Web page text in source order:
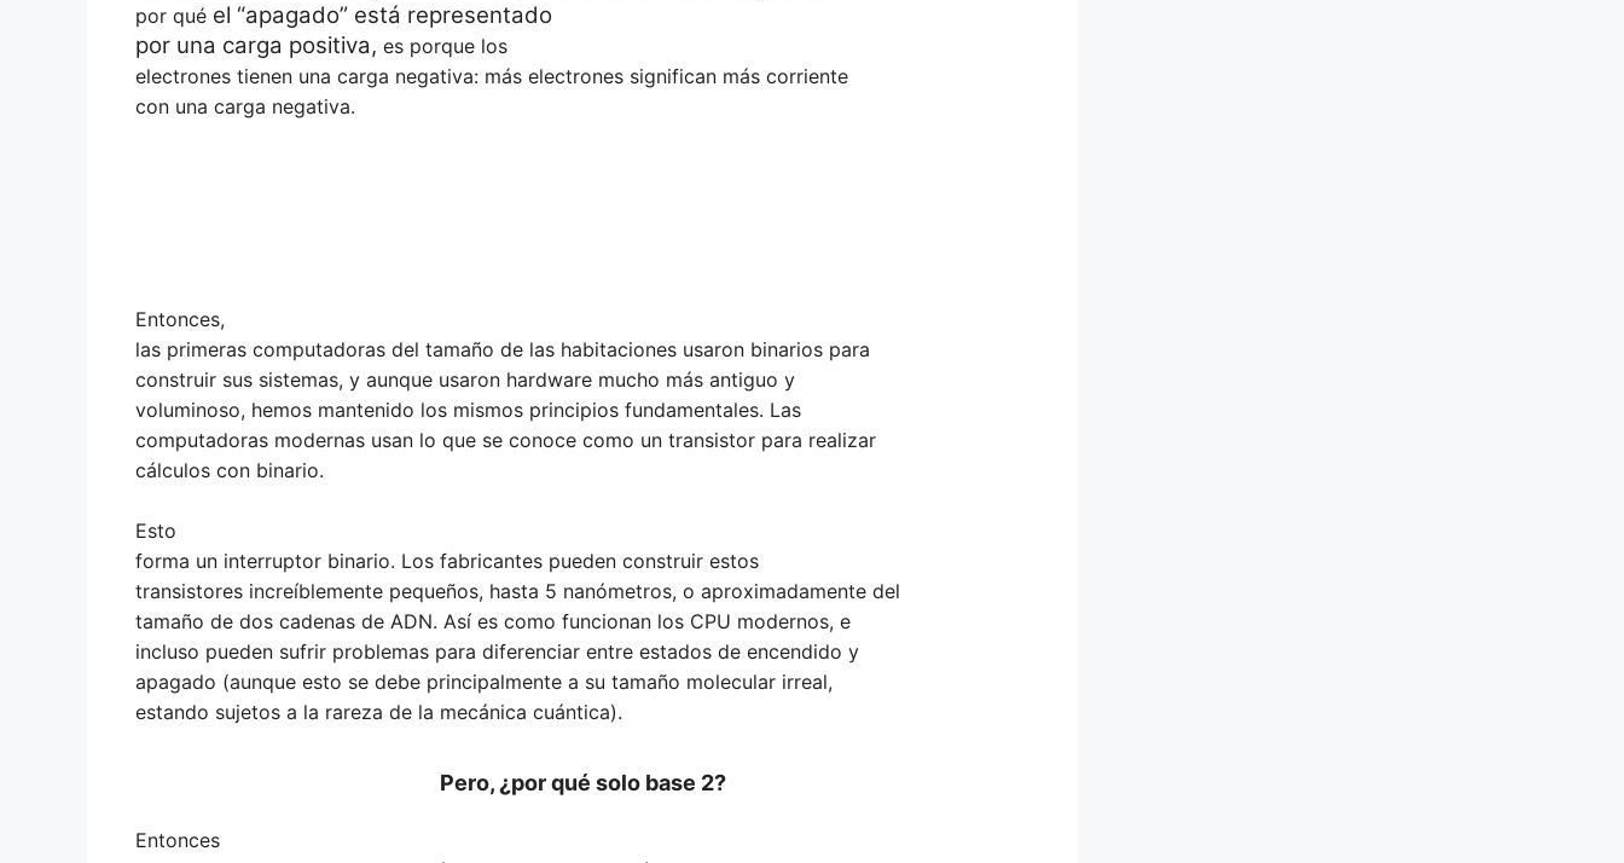
por qué el “apagado” está representado
por una carga positiva, es porque los
electrones tienen una carga negativa: más electrones significan más corriente
con una carga negativa.
Entonces,
las primeras computadoras del tamaño de las habitaciones usaron binarios para
construir sus sistemas, y aunque usaron hardware mucho más antiguo y
voluminoso, hemos mantenido los mismos principios fundamentales. Las
computadoras modernas usan lo que se conoce como un transistor para realizar
cálculos con binario.
Esto
forma un interruptor binario. Los fabricantes pueden construir estos
transistores increíblemente pequeños, hasta 5 nanómetros, o aproximadamente del
tamaño de dos cadenas de ADN. Así es como funcionan los CPU modernos, e
incluso pueden sufrir problemas para diferenciar entre estados de encendido y
apagado (aunque esto se debe principalmente a su tamaño molecular irreal,
estando sujetos a la rareza de la mecánica cuántica).
Pero, ¿por qué solo base 2?
Entonces